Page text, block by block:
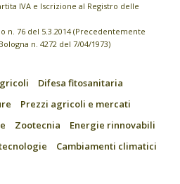
IVA e Iscrizione al Registro delle
n. 76 del 5.3.2014 (Precedentemente
n. 4272 del 7/04/1973)
Difesa fitosanitaria
Prezzi agricoli e mercati
Zootecnia
Energie rinnovabili
Cambiamenti climatici